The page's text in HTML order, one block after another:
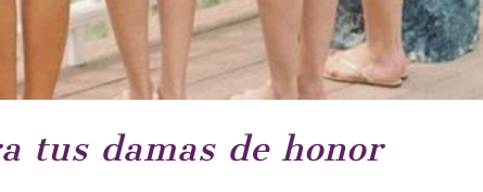
tus damas de honor